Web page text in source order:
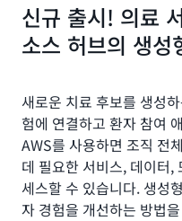
신규 출시! 의료
소스 허브의 생성
새로운 치료 후보를 생성
험에 연결하고 환자 참여
AWS를 사용하면 조직 전
데 필요한 서비스, 데이터,
세스할 수 있습니다. 생성
자 경험을 개선하는 방법